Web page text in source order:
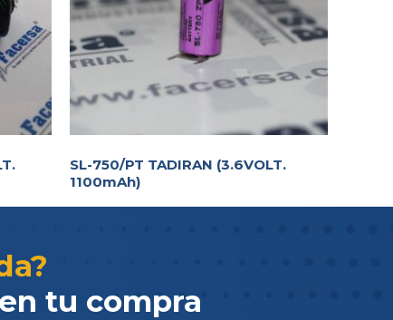
SL-750/PT TADIRAN (3.6VOLT.
1100mAh)
tu compra